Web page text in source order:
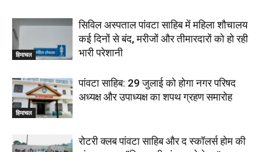
हिमाचल
सिविल अस्पताल पांवटा साहिब में महिला शौचालय
कई दिनों से बंद, मरीजों और तीमारदारों को हो रही
भारी परेशानी
हिमाचल
पांवटा साहिब: 29 जुलाई को होगा नगर परिषद
अध्यक्ष और उपाध्यक्ष का शपथ ग्रहण समारोह
​रोटरी क्लब पांवटा साहिब और द स्कॉलर्स होम की